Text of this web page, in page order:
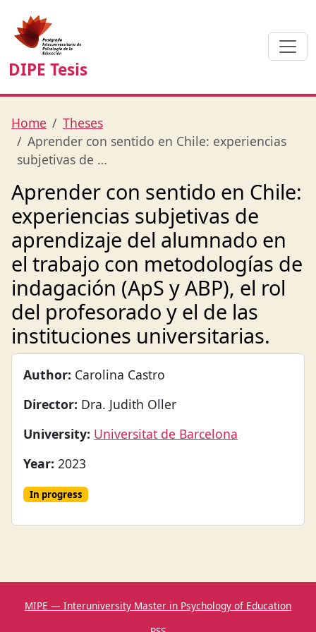
DIPE Tesis
Home
Theses
Aprender con sentido en Chile: experiencias
subjetivas de …
Aprender con sentido en Chile:
experiencias subjetivas de
aprendizaje del alumnado en
el trabajo con metodologías de
indagación (ApS y ABP), el rol
del profesorado y el de las
instituciones universitarias.
Author: Carolina Castro
Director: Dra. Judith Oller
University: Universitat de Barcelona
Year: 2023
In progress
MIPE — Interuniversity Master in Psychology of Education